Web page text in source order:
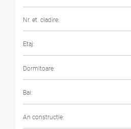
Nr. et. cladire:
Etaj:
Dormitoare:
Bai:
An constructie: